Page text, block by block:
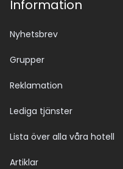
Information
Nyhetsbrev
Grupper
Reklamation
Lediga tjänster
Lista över alla våra hotell
Artiklar